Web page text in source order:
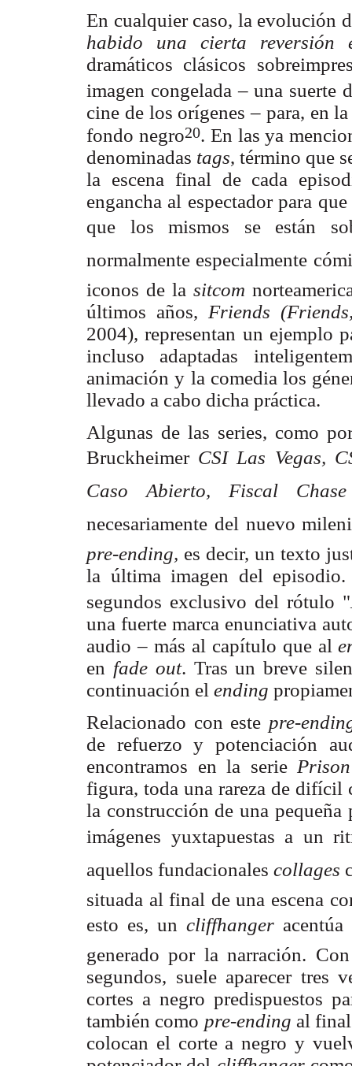
En cualquier caso, la evolución
habido una cierta reversión
dramáticos clásicos
imagen congelada – una
cine de los orígenes – para, en
fondo negro20. En las ya
denominadas tags, término que
la escena final de cada
engancha al espectador para
que los mismos se están
normalmente especialmente
iconos de la sitcom
últimos años, Friends
2004), representan un ejemplo
incluso adaptadas
animación y la comedia los
llevado a cabo dicha práctica.
Algunas de las series, como
Bruckheimer  CSI Las Vegas,
Caso Abierto, Fiscal Chase
necesariamente del nuevo
pre-ending, es decir, un texto
la última imagen del
segundos exclusivo del rótulo "
una fuerte marca enunciativa
audio – más al capítulo que al
en fade out. Tras un breve
continuación el ending
Relacionado con este pre-
de refuerzo y potenciación
encontramos en la serie
figura, toda una rareza de difícil
la construcción de una
imágenes yuxtapuestas a un
aquellos fundacionales collages
situada al final de una escena
esto es, uncliffhanger 
generado por la narración.
segundos, suele aparecer tres
cortes a negro predispuestos
también como pre-ending al
colocan el corte a negro y